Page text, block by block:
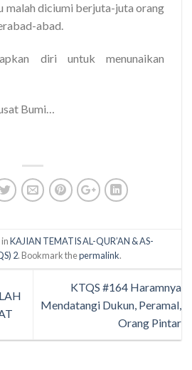
malah diciumi berjuta-juta orang
abad.
diri untuk menunaikan
Bumi…
KAJIAN TEMATIS AL-QUR’AN & AS-
2. Bookmark thepermalink.
KTQS #164 Haramnya
Mendatangi Dukun, Peramal,
Orang Pintar